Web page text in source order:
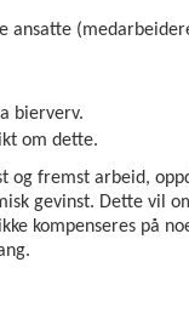
ansatte
bierverv.
om dette.
og fremst arbeid,
gevinst. Dette vil
kompenseres på